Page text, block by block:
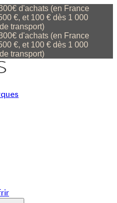
d'achats (en France
€, et 100 € dès 1 000
transport)
d'achats (en France
€, et 100 € dès 1 000
transport)